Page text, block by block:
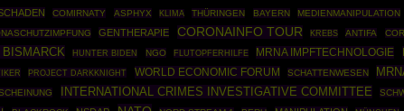
COMIRNATY ASPHYX KLIMA THÜRINGEN BAYERN MEDIENMANIPULATION
GENTHERAPIE CORONAINFO TOUR KREBS ANTIFA
BISMARCK
HUNTER BIDEN NGO FLUTOPFERHILFE MRNA IMPFTECHNOLOGIE
PROJECT DARKKNIGHT WORLD ECONOMIC FORUM SCHATTENWESEN
INTERNATIONAL CRIMES INVESTIGATIVE COMMITTEE